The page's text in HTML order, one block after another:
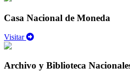
Casa Nacional de Moneda
Visitar
Archivo y Biblioteca